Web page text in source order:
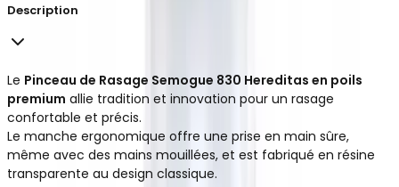
Description
Le Pinceau de Rasage Semogue 830 Hereditas en poils
premium allie tradition et innovation pour un rasage
confortable et précis.
Le manche ergonomique offre une prise en main sûre,
même avec des mains mouillées, et est fabriqué en résine
transparente au design classique.